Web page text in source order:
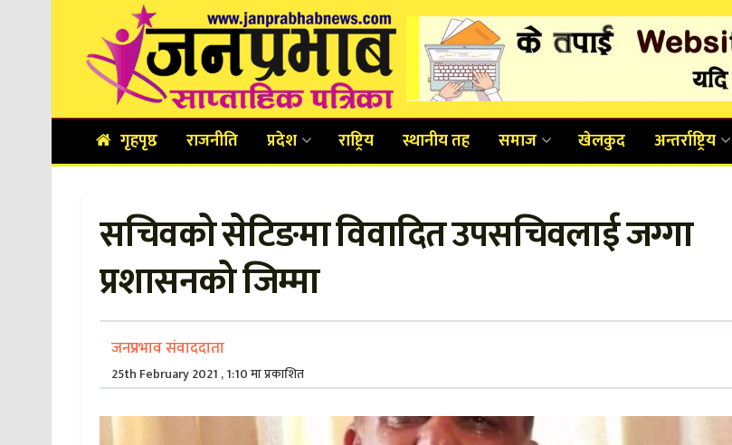
गृहपृष्ठ राजनीति प्रदेश राष्ट्रिय स्थानीय तह समाज खेलकुद अन्तर्राष्ट्रिय
सचिवको सेटिङमा विवादित उपसचिवलाई जग्गा
प्रशासनको जिम्मा
जनप्रभाव संवाददाता
25th February 2021 , 1:10 मा प्रकाशित